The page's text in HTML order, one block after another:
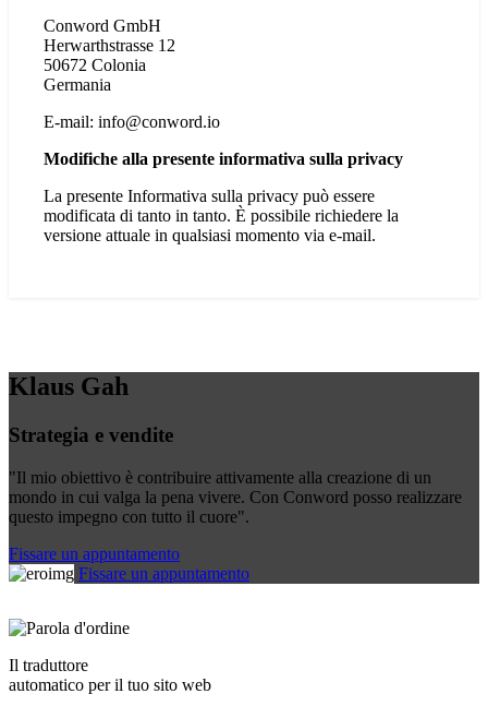
Conword GmbH
Herwarthstrasse 12
50672 Colonia
Germania
E-mail: info@conword.io
Modifiche alla presente informativa sulla privacy
La presente Informativa sulla privacy può essere
modificata di tanto in tanto. È possibile richiedere la
versione attuale in qualsiasi momento via e-mail.
Klaus Gah
Strategia e vendite
"Il mio obiettivo è contribuire attivamente alla creazione di un
mondo in cui valga la pena vivere. Con Conword posso realizzare
questo impegno con tutto il cuore".
Fissare un appuntamento
Fissare un appuntamento
Il traduttore
automatico per il tuo sito web